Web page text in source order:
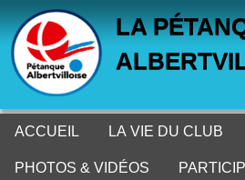
LA
ACCUEIL LA VIE DU CLUB
PHOTOS & VIDÉOS
Panneau de gestion des cookies